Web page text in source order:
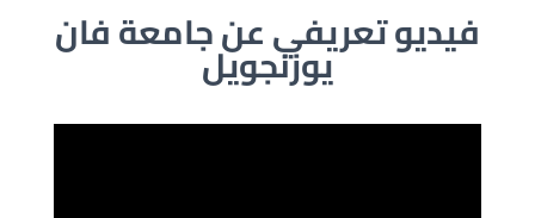
فيديو تعريفي عن جامعة فان
يوزنجويل